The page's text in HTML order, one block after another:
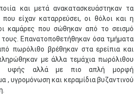
και μετά ανακατασκευάστηκαν τα
είχαν καταρρεύσει, οι θόλοι και η
καμάρες που σώθηκαν από το σεισμό
Επανατοποθετήθηκαν όσα τμήματα
πωρόλιθο βρέθηκαν στα ερείπια και
με άλλα τεμάχια πωρόλιθου
υφής αλλά με πιο απλή μορφή
, υγρομόνωση και κεραμίδια βυζαντινού